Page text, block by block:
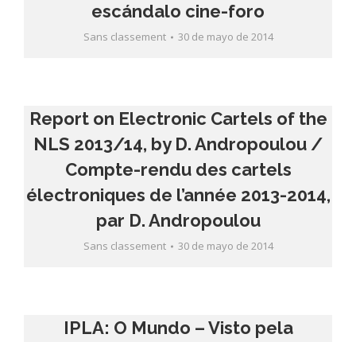
escándalo cine-foro
Sans classement 30 de mayo de 2014
Report on Electronic Cartels of the
NLS 2013/14, by D. Andropoulou /
Compte-rendu des cartels
électroniques de l’année 2013-2014,
par D. Andropoulou
Sans classement 30 de mayo de 2014
IPLA: O Mundo – Visto pela